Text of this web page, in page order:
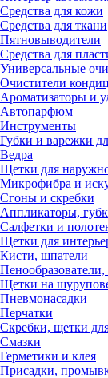
Средства для кожи
Средства для ткани
Пятновыводители
Средства для
Универсальные
Очистители
Ароматизаторы и
Автопарфюм
Инструменты
Губки и варежки
Ведра
Щетки для
Микрофибра и
Сгоны и скребки
Аппликаторы,
Салфетки и
Щетки для
Кисти, шпатели
Щетки на
Пневмонасадки
Перчатки
Скребки, щетки
Смазки
Герметики и клея
Присадки,